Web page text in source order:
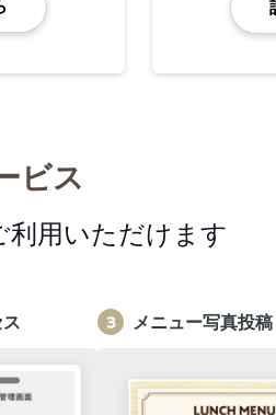
ビス
利用いただけます
メニュー写真投稿